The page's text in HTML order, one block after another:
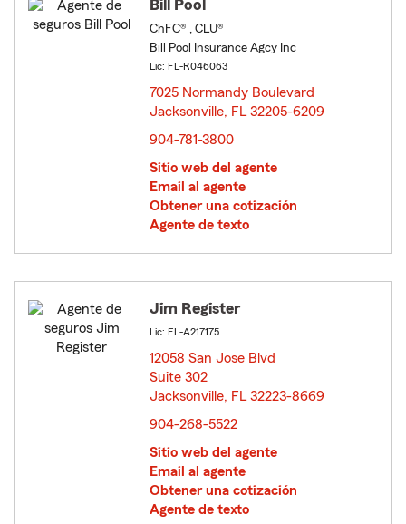
Bill Pool
ChFC® , CLU®
Bill Pool Insurance Agcy Inc
Lic: FL-R046063
7025 Normandy Boulevard
Jacksonville, FL 32205-6209
904-781-3800
Sitio web del agente
Email al agente
Obtener una cotización
Agente de texto
Jim Register
Lic: FL-A217175
12058 San Jose Blvd
Suite 302
Jacksonville, FL 32223-8669
904-268-5522
Sitio web del agente
Email al agente
Obtener una cotización
Agente de texto